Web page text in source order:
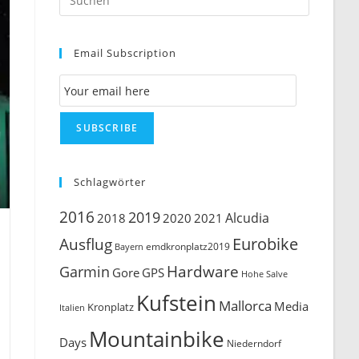
Escape
Email Subscription
Email Subscription
SUBSCRIBE
Schlagwörter
2016 2018 20192020 2021 Alcudia
Ausflug Bayern emdkronplatz2019 Eurobike
Garmin Gore GPS Hardware Hohe Salve
Italien Kronplatz Kufstein Mallorca Media
Days Mountainbike Niederndorf